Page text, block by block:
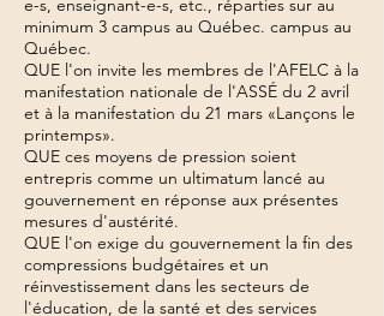
e-s, enseignant-e-s, etc., réparties sur au
minimum 3 campus au Québec. campus au
Québec.
QUE l'on invite les membres de l'AFELC à la
manifestation nationale de l'ASSÉ du 2 avril
et à la manifestation du 21 mars «Lançons le
printemps».
QUE ces moyens de pression soient
entrepris comme un ultimatum lancé au
gouvernement en réponse aux présentes
mesures d'austérité.
QUE l'on exige du gouvernement la fin des
compressions budgétaires et un
réinvestissement dans les secteurs de
l'éducation, de la santé et des services